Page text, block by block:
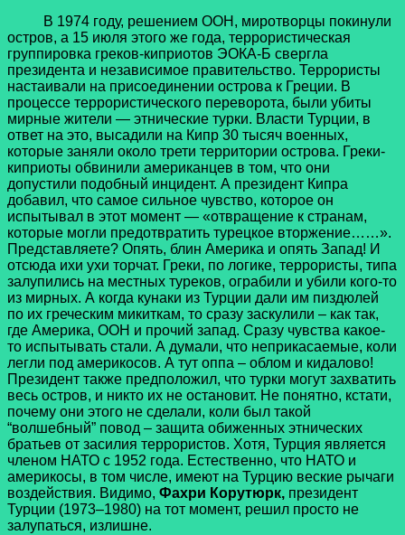
В 1974 году, решением ООН, миротворцы покинули
остров, а 15 июля этого же года, террористическая
группировка греков-киприотов ЭОКА-Б свергла
президента и независимое правительство. Террористы
настаивали на присоединении острова к Греции. В
процессе террористического переворота, были убиты
мирные жители — этнические турки. Власти Турции, в
ответ на это, высадили на Кипр 30 тысяч военных,
которые заняли около трети территории острова. Греки-
киприоты обвинили американцев в том, что они
допустили подобный инцидент. А президент Кипра
добавил, что самое сильное чувство, которое он
испытывал в этот момент — «отвращение к странам,
которые могли предотвратить турецкое вторжение……».
Представляете? Опять, блин Америка и опять Запад! И
отсюда ихи ухи торчат. Греки, по логике, террористы, типа
залупились на местных туреков, ограбили и убили кого-то
из мирных. А когда кунаки из Турции дали им пиздюлей
по их греческим микиткам, то сразу заскулили – как так,
где Америка, ООН и прочий запад. Сразу чувства какое-
то испытывать стали. А думали, что неприкасаемые, коли
легли под америкосов. А тут оппа – облом и кидалово!
Президент также предположил, что турки могут захватить
весь остров, и никто их не остановит. Не понятно, кстати,
почему они этого не сделали, коли был такой
“волшебный” повод – защита обиженных этнических
братьев от засилия террористов. Хотя, Турция является
членом НАТО с 1952 года. Естественно, что НАТО и
америкосы, в том числе, имеют на Турцию веские рычаги
воздействия. Видимо, Фахри Корутюрк, президент
Турции (1973–1980) на тот момент, решил просто не
залупаться, излишне.